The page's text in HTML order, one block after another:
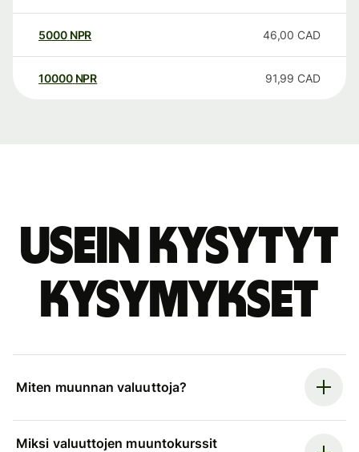
5000 NPR 46,00 CAD
10000 NPR 91,99 CAD
Usein kysytyt
kysymykset
Miten muunnan valuuttoja?
Miksi valuuttojen muuntokurssit